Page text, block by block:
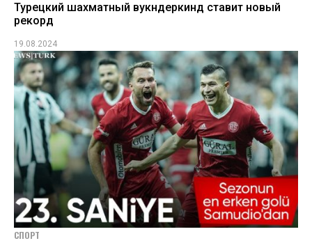
Турецкий шахматный вукндеркинд ставит новый
рекорд
19.08.2024
СПОРТ